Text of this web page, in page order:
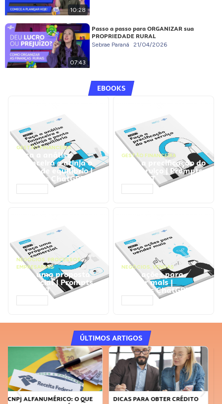
10:28
07:43
Passo a passo para ORGANIZAR sua
PROPRIEDADE RURAL
Sebrae Paraná 21/04/2026
EBOOKS
GESTÃO FINANCEIRA
Faça a análise
financeira e atinja o
ponto de equilíbrio |
Prompts ChatGPT
GESTÃO FINANCEIRA
Faça a precificação do
seu serviço | Prompts
ChatGPT
NEGÓCIOS, PROCESSOS
EMPRESARIAIS
Faça uma proposta
comercial | Prompts
ChatGPT
NEGÓCIOS, VENDAS
Faça ações para
vender mais |
Prompts ChatGPT
ÚLTIMOS ARTIGOS
DICAS PARA OBTER CRÉDITO
FAÇA A DIFERENÇA: SEJA